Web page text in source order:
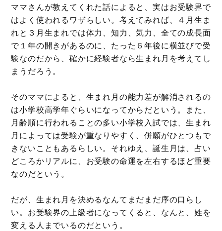
ママさんが教えてくれた話によると、実はお受験界で
はよく使われるワザらしい。考えてみれば、４月生ま
れと３月生まれでは体力、知力、気力、全ての成長面
で１年の開きがあるのに、たった６年後に横並びで受
験なのだから、確かに経験者なら生まれ月を考えてし
まうだろう。
そのママによると、生まれ月の能力差が解消されるの
は小学校高学年ぐらいになってからだという。また、
月齢順に行われることの多い小学校入試では、生まれ
月によっては受験が重なりやすく、併願がひとつもで
きないこともあるらしい。それゆえ、誕生月は、占い
どころかリアルに、お受験の命運を左右するほど重要
なのだという。
だが、生まれ月を決めるなんてまだまだ序の口らし
い。お受験界の上級者になってくると、なんと、姓を
変える人までいるのだという。